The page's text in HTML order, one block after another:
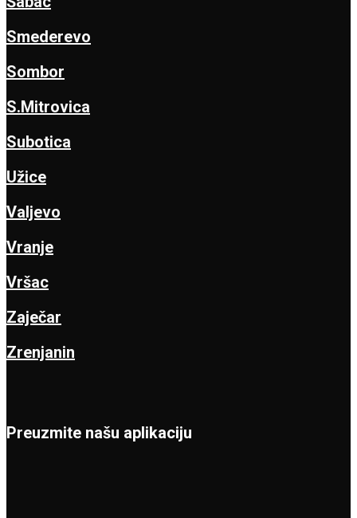
Smederevo
Sombor
S.Mitrovica
Subotica
Užice
Valjevo
Vranje
Vršac
Zaječar
Zrenjanin
Preuzmite našu aplikaciju